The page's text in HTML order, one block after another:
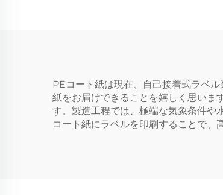
PEコート紙は現在、自己接着式ラベ
紙をお届けできることを嬉しく思いま
す。製造工程では、極端な気象条件や
コート紙にラベルを印刷することで、